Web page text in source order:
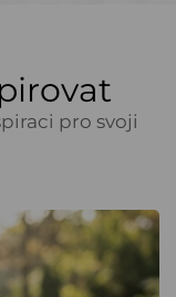
pro svoji